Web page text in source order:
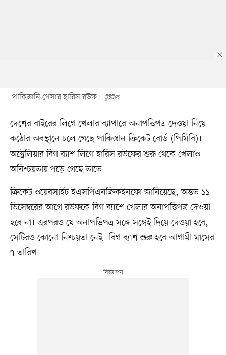
পাকিস্তানি পেসার হারিস রউফ টুইটার
দেশের বাইরের লিগে খেলার ব্যাপারে অনাপত্তিপত্র দেওয়া নিয়ে
কঠোর অবস্থানে চলে গেছে পাকিস্তান ক্রিকেট বোর্ড (পিসিবি)।
অস্ট্রেলিয়ার বিগ ব্যাশ লিগে হারিস রউফের শুরু থেকে খেলাও
অনিশ্চয়তায় পড়ে গেছে তাতে।
ক্রিকেট ওয়েবসাইট ইএসপিএনক্রিকইনফো জানিয়েছে, অন্তত ১১
ডিসেম্বরের আগে রউফকে বিগ ব্যাশে খেলার অনাপত্তিপত্র দেওয়া
হবে না। এরপরও যে অনাপত্তিপত্র সঙ্গে সঙ্গেই দিয়ে দেওয়া হবে,
সেটিরও কোনো নিশ্চয়তা নেই। বিগ ব্যাশ শুরু হবে আগামী মাসের
৭ তারিখ।